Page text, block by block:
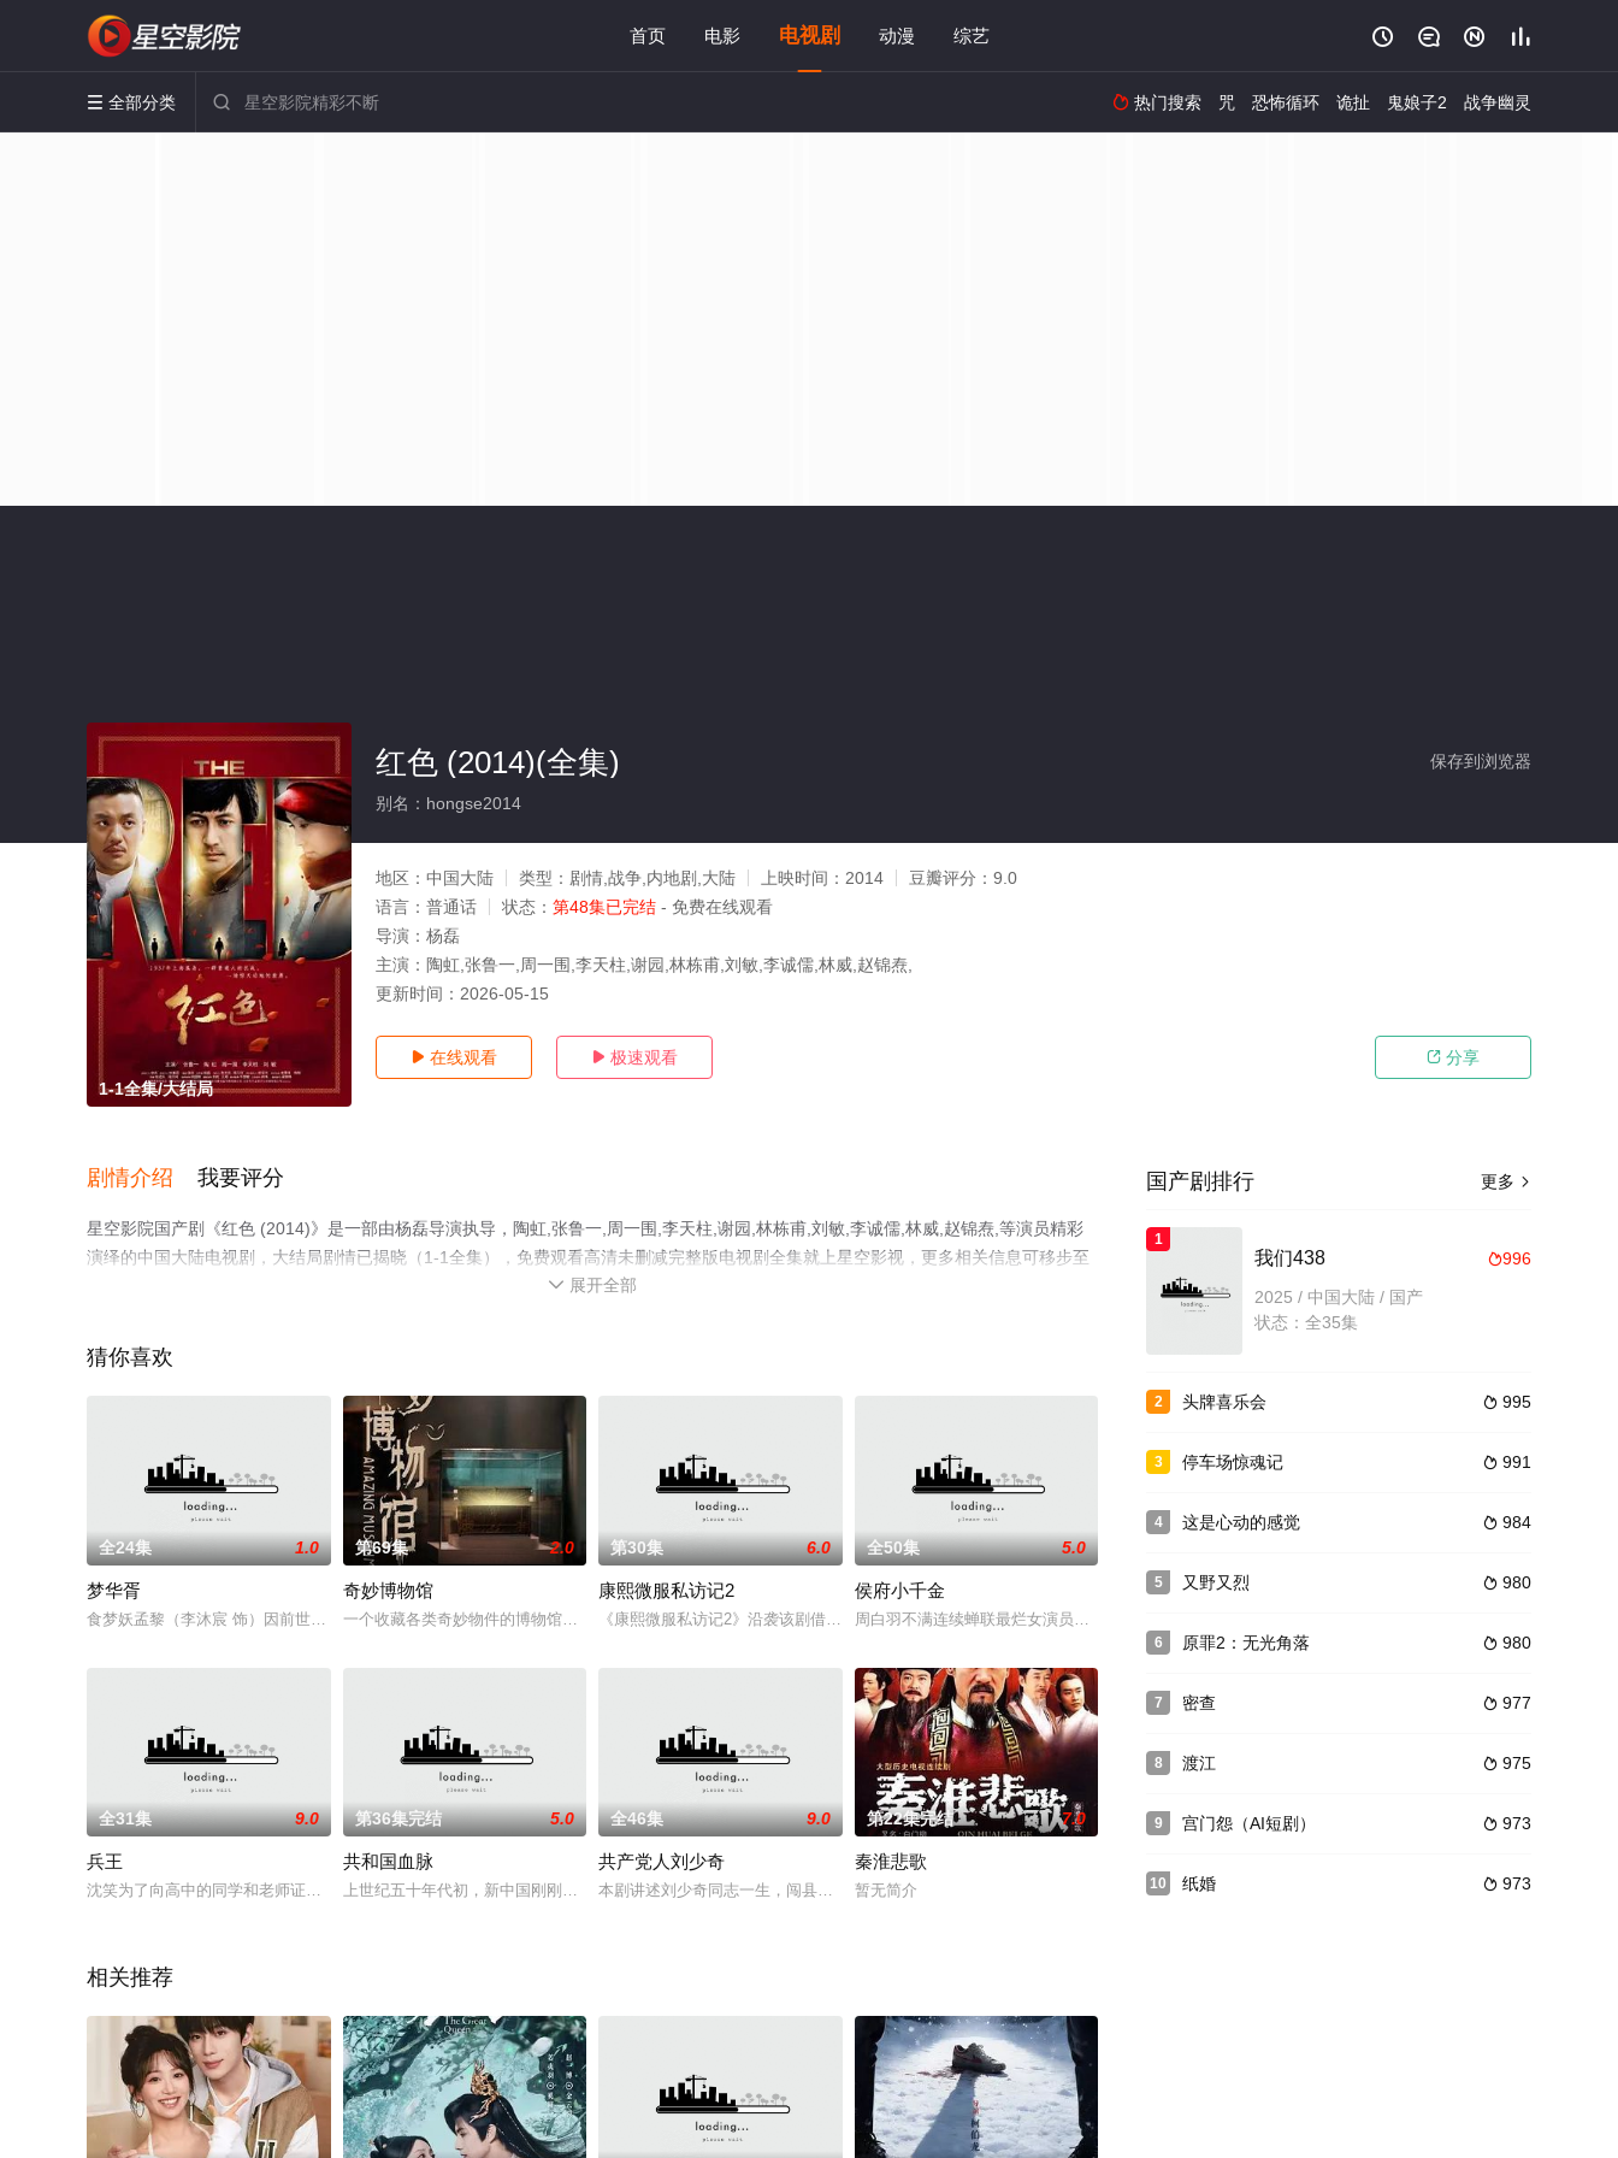
首页 电影 电视剧 动漫 综艺    
 全部分类   热门搜索 咒 恐怖循环 诡扯 鬼娘子2 战争幽灵
1-1全集/大结局
保存到浏览器
红色 (2014)(全集)
别名：hongse2014
地区： 中国大陆 类型： 剧情,战争,内地剧,大陆 上映时间： 2014 豆瓣评分： 9.0
语言： 普通话 状态： 第48集已完结 - 免费在线观看
导演： 杨磊
主演： 陶虹,张鲁一,周一围,李天柱,谢园,林栋甫,刘敏,李诚儒,林威,赵锦焘,
更新时间： 2026-05-15
 在线观看  极速观看  分享
剧情介绍 我要评分
星空影院国产剧《红色 (2014)》是一部由杨磊导演执导，陶虹,张鲁一,周一围,李天柱,谢园,林栋甫,刘敏,李诚儒,林威,赵锦焘,等演员精彩
演绎的中国大陆电视剧，大结局剧情已揭晓（1-1全集），免费观看高清未删减完整版电视剧全集就上星空影视，更多相关信息可移步至
 展开全部
猜你喜欢
全24集 1.0
梦华胥
食梦妖孟黎（李沐宸 饰）因前世被方士沈道之欺骗取血、抽灵根而恨之入骨。百年后，她伪装接近转世为贤王
第69集 2.0
奇妙博物馆
一个收藏各类奇妙物件的博物馆，有可以将贪欲装起来的行李箱，能实现愿望的水晶球，还有将人封印在某一天
第30集 6.0
康熙微服私访记2
《康熙微服私访记2》沿袭该剧借古讽今、针贬时弊的新派古装轻喜剧作品风格，分为“馒头记”、“桂圆记”
全50集 5.0
侯府小千金
周白羽不满连续蝉联最烂女演员，在与经纪人李维斌争吵中触发“演技磨练系统”，化身侯府嫡女林白妤，而李
全31集 9.0
兵王
沈笑为了向高中的同学和老师证明这个世界上除了上大学外，还有更多证明自己价值的机会和岗位，报名参了军
第36集完结 5.0
共和国血脉
上世纪五十年代初，新中国刚刚成立不久，百废待兴，朝鲜战火又起，内忧外患石油成为共和国急需的血液，为
全46集 9.0
共产党人刘少奇
本剧讲述刘少奇同志一生，闯县城、省城、皇城和国门“四道乡关”，寻“实事求是、每求真是”“八字真经”
第22集完结 7.0
秦淮悲歌
暂无简介
相关推荐
更多 
国产剧排行
1
996
我们438
2025 / 中国大陆 / 国产
状态：全35集
2  995
头牌喜乐会
3  991
停车场惊魂记
4  984
这是心动的感觉
5  980
又野又烈
6  980
原罪2：无光角落
7  977
密查
8  975
渡江
9  973
宫门怨（AI短剧）
10  973
纸婚